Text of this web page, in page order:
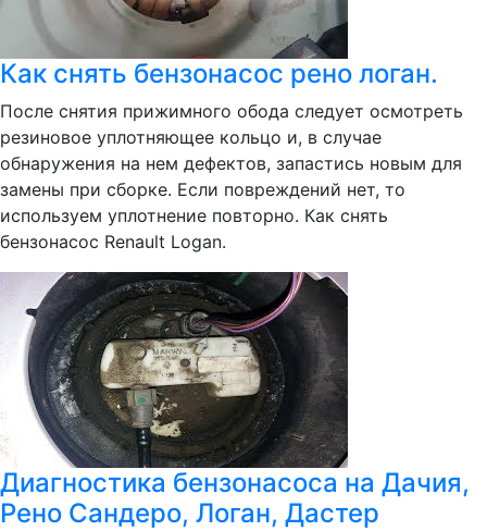
Как снять бензонасос рено логан.
После снятия прижимного обода следует осмотреть
резиновое уплотняющее кольцо и, в случае
обнаружения на нем дефектов, запастись новым для
замены при сборке. Если повреждений нет, то
используем уплотнение повторно. Как снять
бензонасос Renault Logan.
Диагностика бензонасоса на Дачия,
Рено Сандеро, Логан, Дастер